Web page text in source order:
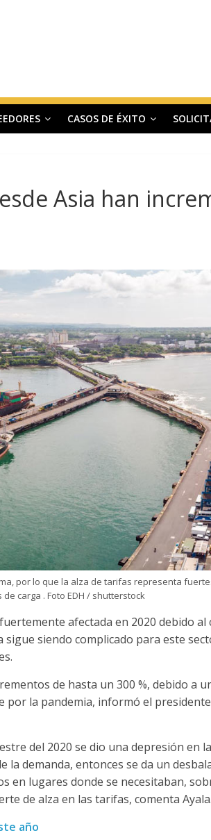
CASOS DE ÉXITO
Asia han
por lo que la alza de tarifas representa
carga . Foto EDH / shutterstock
afectada en 2020 debido al
sigue siendo complicado para este
de hasta un 300 %, debido a
la pandemia, informó el presidente
del 2020 se dio una depresión en
demanda, entonces se da un
en lugares donde se necesitaban,
de alza en las tarifas, comenta Ayala.
año